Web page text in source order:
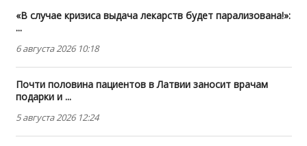
«В случае кризиса выдача лекарств будет парализована!»:
...
6 августа 2026 10:18
Почти половина пациентов в Латвии заносит врачам
подарки и ...
5 августа 2026 12:24